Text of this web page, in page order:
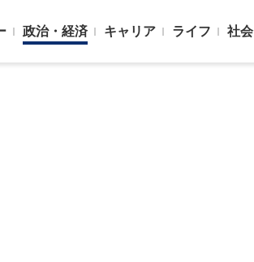
政治・経済 キャリア ライフ 社会